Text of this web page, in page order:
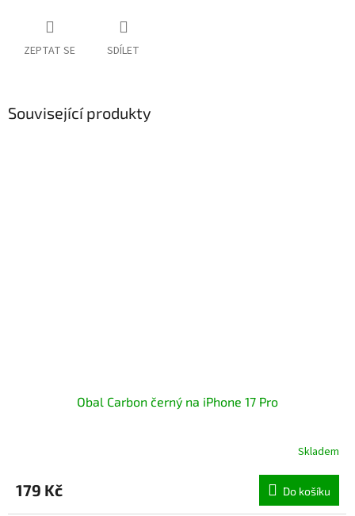
ZEPTAT SE SDÍLET
Související produkty
Obal Carbon černý na iPhone 17 Pro
Skladem
179 Kč Do košíku